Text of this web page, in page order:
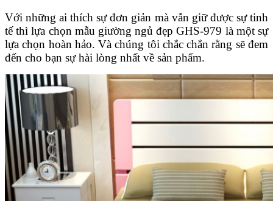
Với những ai thích sự đơn giản mà vẫn giữ được sự tinh
tế thì lựa chọn mẫu giường ngủ đẹp GHS-979 là một sự
lựa chọn hoàn hảo. Và chúng tôi chắc chắn rằng sẽ đem
đến cho bạn sự hài lòng nhất về sản phẩm.